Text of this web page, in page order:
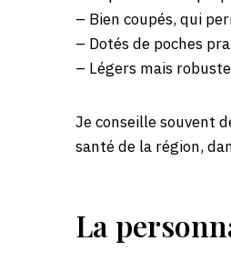
– Bien coupés, qui
– Dotés de poches
– Légers mais
Je conseille souvent
santé de la région,
La